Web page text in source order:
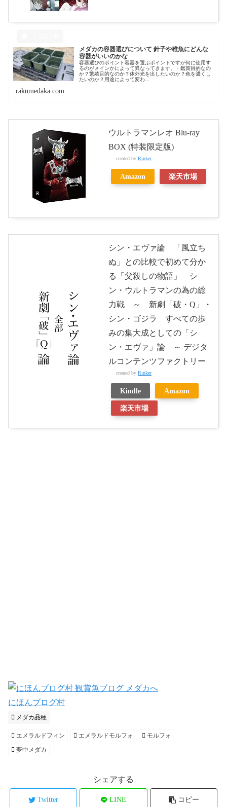
メダカの容器選びについて 針子や稚魚にどんな
容器がいいのかな
容器選びのポイント容器を選ぶポイントですが何に使用す
るのがメインかによって異なってきます。・鑑賞目的なの
か？繁殖目的なのか？体外光を出したいのか？色を濃くし
たいのか？用途によって変わ...
rakumedaka.com
ウルトラマンレオ Blu-ray
BOX (特装限定版)
created by Rinker
Amazon 楽天市場
シン・エヴァ論 「風立ち
ぬ」との比較で初めて分か
る「父殺しの物語」 シ
ン・ウルトラマンの為の総
力戦 ～ 新劇「破・Q」・
シン・ゴジラ すべての歩
みの集大成としての「シ
ン・エヴァ」論 ～ デジタ
ルコンテンツファクトリー
created by Rinker
Kindle Amazon
楽天市場
にほんブログ村
メダカ品種
エメラルドフィン エメラルドモルフォ
モルフォ
夢中メダカ
シェアする
Twitter LINE コピー